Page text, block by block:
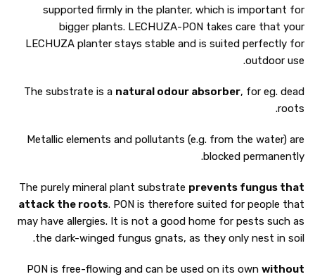
supported firmly in the planter, which is important for
bigger plants. LECHUZA-PON takes care that your
LECHUZA planter stays stable and is suited perfectly for
outdoor use.
The substrate is a natural odour absorber, for eg. dead
roots.
Metallic elements and pollutants (e.g. from the water) are
blocked permanently.
The purely mineral plant substrate prevents fungus that
attack the roots. PON is therefore suited for people that
may have allergies. It is not a good home for pests such as
the dark-winged fungus gnats, as they only nest in soil.
PON is free-flowing and can be used on its own without